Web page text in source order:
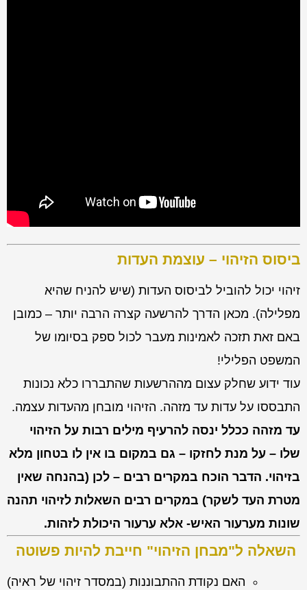
ביסוס הזיהוי – עוצמת העדות
זיהוי יכול להוביל לביסוס העדות (שיש להניח שהיא
מפלילה). מכאן הדרך להרשעה קצרה הרבה יותר – כמובן
באם זאת תזכה לאמינות מעבר לכול ספק בסיומו של
המשפט הפלילי!
עוד ידוע שחלק עצום מההרשעות שהתבררו כלא נכונות
התבססו על עדות עד מזהה. הזיהוי מובחן מהעדות עצמה.
עד מזהה ככלל ינסה להרעיף מילים רבות על הזיהוי
שלו – על מנת לחזקו – גם במקום בו אין לו בטחון מלא
בזיהוי. הדבר הוכח במקרים רבים – לכן (בהנחה שאין
מטרת העד לשקר) במקרים רבים השאלות לזיהוי תהנה
שונות מערעור האיש- אלא ערעור היכולת לזהות.
השאלה ל"מבחן הזיהוי" חייבת להיות פשוטה
האם נקודת ההתבוננות (במסדר זיהוי של ראיה)